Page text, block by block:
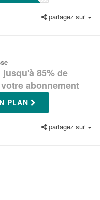
partagez sur
85% de
abonnement
PLAN
partagez sur